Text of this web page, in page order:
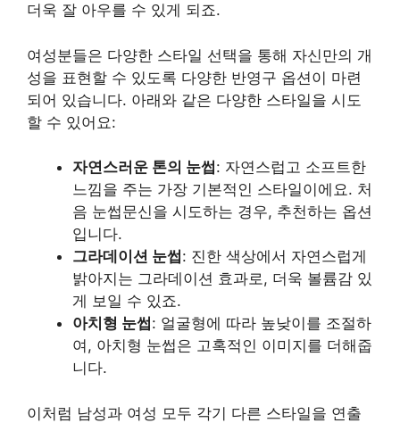
더욱 잘 아우를 수 있게 되죠.
여성분들은 다양한 스타일 선택을 통해 자신만의 개
성을 표현할 수 있도록 다양한 반영구 옵션이 마련
되어 있습니다. 아래와 같은 다양한 스타일을 시도
할 수 있어요:
자연스러운 톤의 눈썹 : 자연스럽고 소프트한
느낌을 주는 가장 기본적인 스타일이에요. 처
음 눈썹문신을 시도하는 경우, 추천하는 옵션
입니다.
그라데이션 눈썹 : 진한 색상에서 자연스럽게
밝아지는 그라데이션 효과로, 더욱 볼륨감 있
게 보일 수 있죠.
아치형 눈썹 : 얼굴형에 따라 높낮이를 조절하
여, 아치형 눈썹은 고혹적인 이미지를 더해줍
니다.
이처럼 남성과 여성 모두 각기 다른 스타일을 연출